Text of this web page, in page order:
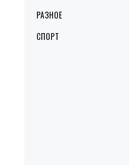
РАЗНОЕ
СПОРТ